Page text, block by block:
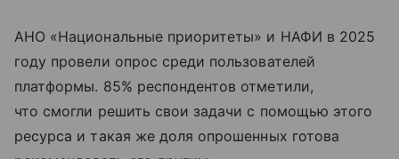
АНО «Национальные приоритеты» и НАФИ в 2025
году провели опрос среди пользователей
платформы. 85% респондентов отметили,
что смогли решить свои задачи с помощью этого
ресурса и такая же доля опрошенных готова